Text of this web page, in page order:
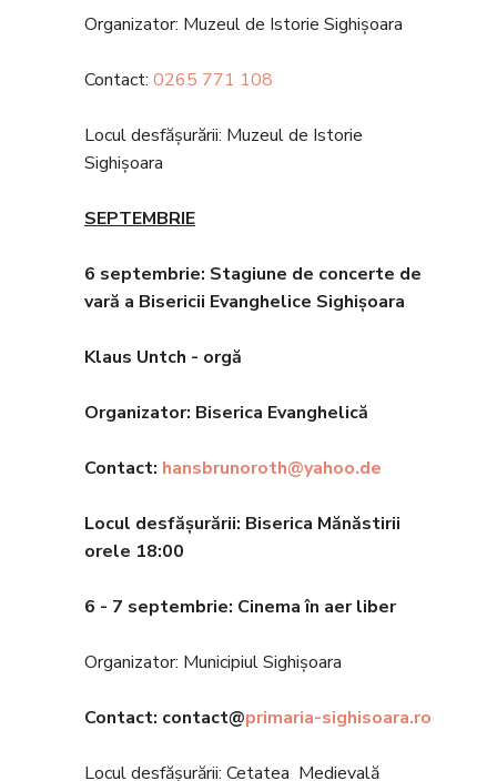
Organizator: Muzeul de Istorie Sighișoara
Contact: 0265 771 108
Locul desfășurării: Muzeul de Istorie
Sighișoara
SEPTEMBRIE
6 septembrie: Stagiune de concerte de
vară a Bisericii Evanghelice Sighișoara
Klaus Untch - orgă
Organizator: Biserica Evanghelică
Contact: hansbrunoroth@yahoo.de
Locul desfășurării: Biserica Mănăstirii
orele 18:00
6 - 7 septembrie: Cinema în aer liber
Organizator: Municipiul Sighișoara
Contact: contact@primaria-sighisoara.ro
Locul desfășurării: Cetatea Medievală